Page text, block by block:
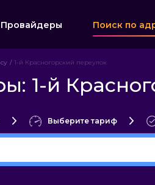
Провайдеры Поиск по
1-й Красногорский переулок
1-й
Выберите тариф